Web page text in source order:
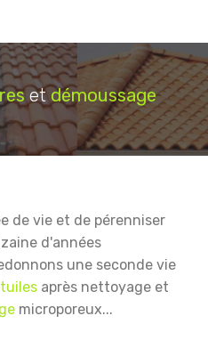
et démoussage
de vie et de pérenniser
d'années
une seconde vie
tuiles après nettoyage et
microporeux...